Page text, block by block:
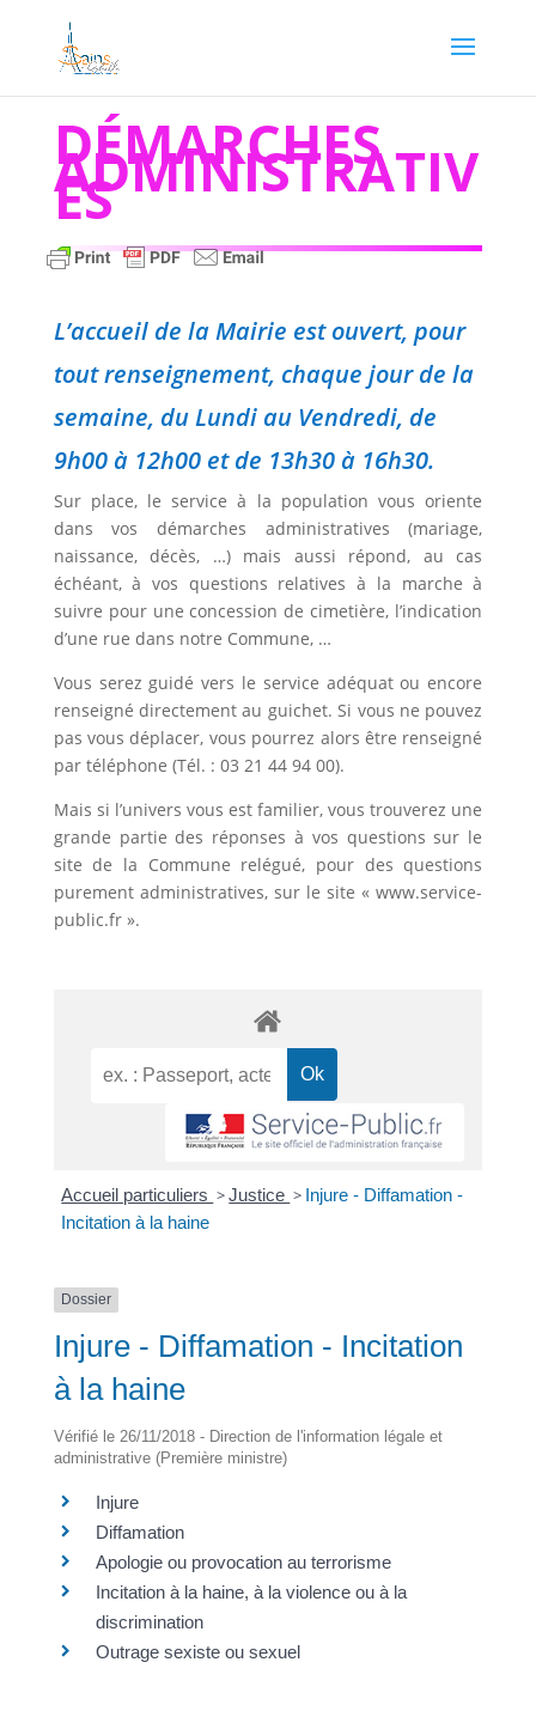
DÉMARCHES
ADMINISTRATIV
ES
L’accueil de la Mairie est ouvert, pour
tout renseignement, chaque jour de la
semaine, du Lundi au Vendredi, de
9h00 à 12h00 et de 13h30 à 16h30.
Sur place, le service à la population vous oriente
dans vos démarches administratives (mariage,
naissance, décès, …) mais aussi répond, au cas
échéant, à vos questions relatives à la marche à
suivre pour une concession de cimetière, l’indication
d’une rue dans notre Commune, …
Vous serez guidé vers le service adéquat ou encore
renseigné directement au guichet. Si vous ne pouvez
pas vous déplacer, vous pourrez alors être renseigné
par téléphone (Tél. : 03 21 44 94 00).
Mais si l’univers vous est familier, vous trouverez une
grande partie des réponses à vos questions sur le
site de la Commune relégué, pour des questions
purement administratives, sur le site « www.service-
public.fr ».
Accueil particuliers >Justice > Injure - Diffamation -
Incitation à la haine
Dossier
Injure - Diffamation - Incitation
à la haine
Vérifié le 26/11/2018 - Direction de l'information légale et
administrative (Première ministre)
Injure
Diffamation
Apologie ou provocation au terrorisme
Incitation à la haine, à la violence ou à la
discrimination
Outrage sexiste ou sexuel